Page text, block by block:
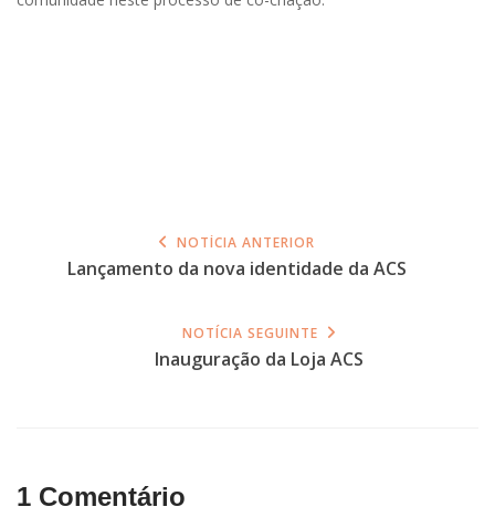
NOTÍCIA ANTERIOR
Lançamento da nova identidade da ACS
NOTÍCIA SEGUINTE
Inauguração da Loja ACS
1 Comentário